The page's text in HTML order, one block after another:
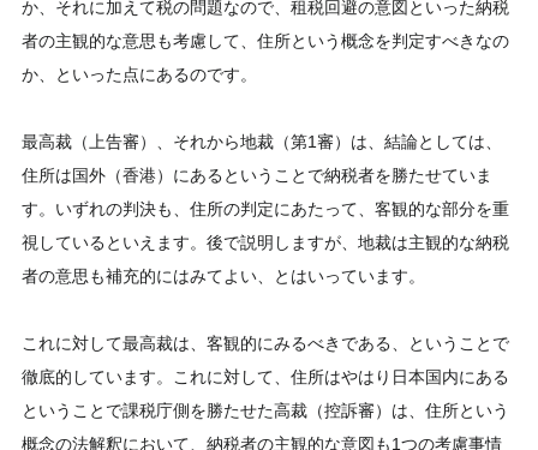
か、それに加えて税の問題なので、租税回避の意図といった納税
者の主観的な意思も考慮して、住所という概念を判定すべきなの
か、といった点にあるのです。
最高裁（上告審）、それから地裁（第1審）は、結論としては、
住所は国外（香港）にあるということで納税者を勝たせていま
す。いずれの判決も、住所の判定にあたって、客観的な部分を重
視しているといえます。後で説明しますが、地裁は主観的な納税
者の意思も補充的にはみてよい、とはいっています。
これに対して最高裁は、客観的にみるべきである、ということで
徹底的しています。これに対して、住所はやはり日本国内にある
ということで課税庁側を勝たせた高裁（控訴審）は、住所という
概念の法解釈において、納税者の主観的な意図も1つの考慮事情